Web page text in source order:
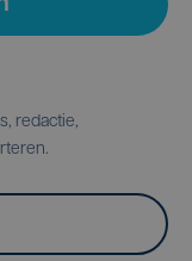
redactie,